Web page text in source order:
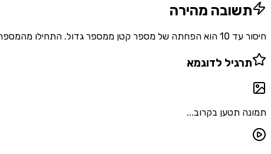
תשובה מהירה
חיסור עד 10 הוא הפחתה של מספר קטן ממספר גדול. התחילו מהמספר הגדול, ספרו אחורה לפי המספר הקטן, והגיעו לתשובה. לדוגמה: $5 - 1 = 4$.
תרגיל לדוגמא
תמונה תטען בקרוב...